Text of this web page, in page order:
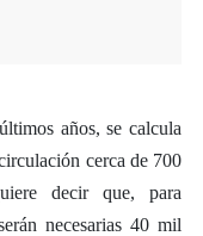
años, se calcula
cerca de 700
decir que, para
necesarias 40 mil